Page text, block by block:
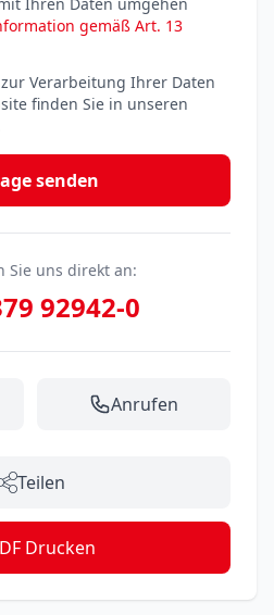
gemäß Art. 13
Verarbeitung Ihrer Daten
finden Sie in unseren
senden
Sie uns direkt an:
92942-0
Anrufen
Teilen
Drucken